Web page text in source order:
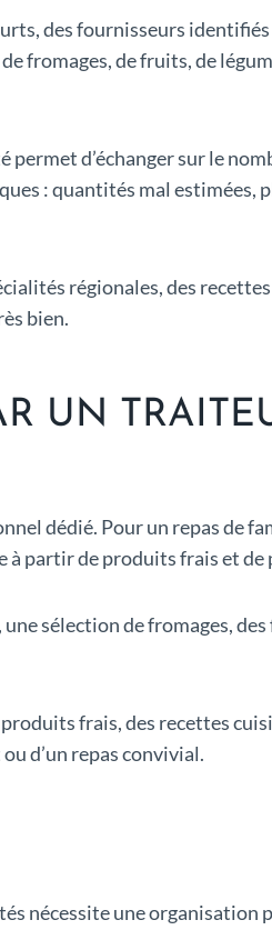
des fournisseurs
fromages, de fruits, de
d’échanger sur le
: quantités mal estimées,
régionales, des
bien.
UN
dédié. Pour un repas de
partir de produits frais et de
sélection de fromages,
frais, des recettes
d’un repas convivial.
nécessite une organisation